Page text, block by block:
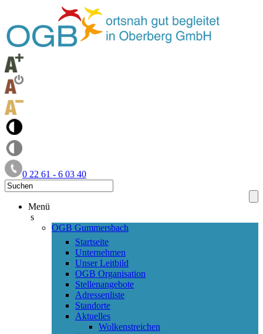
0 22 61 - 6 03 40
Menü
s
OGB Gummersbach
Startseite
Unternehmen
Unser Leitbild
OGB Organisation
Stellenangebote
Adressenliste
Standorte
Aktuelles
Wolkenstreichen